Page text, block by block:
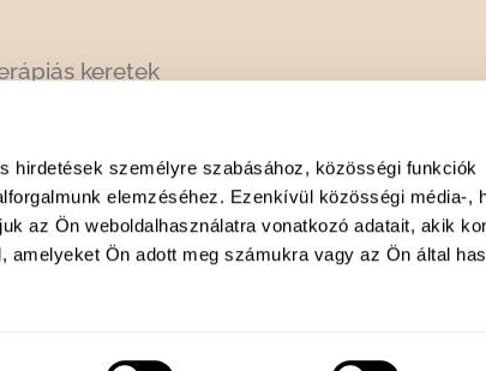
hirdetések személyre szabásához, közösségi funkciók
elemzéséhez. Ezenkívül közösségi média-,
az Ön weboldalhasználatra vonatkozó adatait, akik
amelyeket Ön adott meg számukra vagy az Ön által
keretek